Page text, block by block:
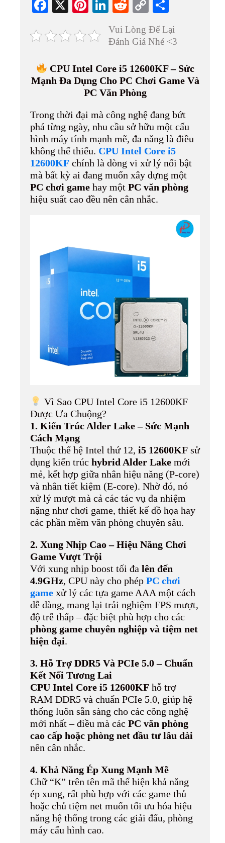
Fa
bo
X
Pi
er
t
Li
nk
ed
R
ed
di
C
op
y
nk
ha
re
Vui Lòng Để Lại
Đánh Giá Nhé <3
CPU Intel Core i5 12600KF – Sức
Mạnh Đa Dụng Cho PC Chơi Game Và
PC Văn Phòng
Trong thời đại mà công nghệ đang bứt
phá từng ngày, nhu cầu sở hữu một cấu
hình máy tính mạnh mẽ, đa năng là điều
không thể thiếu. CPU Intel Core i5
12600KF chính là dòng vi xử lý nổi bật
mà bất kỳ ai đang muốn xây dựng một
PC chơi game hay một PC văn phòng
hiệu suất cao đều nên cân nhắc.
Vì Sao CPU Intel Core i5 12600KF
Được Ưa Chuộng?
1. Kiến Trúc Alder Lake – Sức Mạnh
Cách Mạng
Thuộc thế hệ Intel thứ 12, i5 12600KF sử
dụng kiến trúc hybrid Alder Lake mới
mẻ, kết hợp giữa nhân hiệu năng (P-core)
và nhân tiết kiệm (E-core). Nhờ đó, nó
xử lý mượt mà cả các tác vụ đa nhiệm
nặng như chơi game, thiết kế đồ họa hay
các phần mềm văn phòng chuyên sâu.
2. Xung Nhịp Cao – Hiệu Năng Chơi
Game Vượt Trội
Với xung nhịp boost tối đa lên đến
4.9GHz, CPU này cho phép PC chơi
game xử lý các tựa game AAA một cách
dễ dàng, mang lại trải nghiệm FPS mượt,
độ trễ thấp – đặc biệt phù hợp cho các
phòng game chuyên nghiệp và tiệm net
hiện đại.
3. Hỗ Trợ DDR5 Và PCIe 5.0 – Chuẩn
Kết Nối Tương Lai
CPU Intel Core i5 12600KF hỗ trợ
RAM DDR5 và chuẩn PCIe 5.0, giúp hệ
thống luôn sẵn sàng cho các công nghệ
mới nhất – điều mà các PC văn phòng
cao cấp hoặc phòng net đầu tư lâu dài
nên cân nhắc.
4. Khả Năng Ép Xung Mạnh Mẽ
Chữ “K” trên tên mã thể hiện khả năng
ép xung, rất phù hợp với các game thủ
hoặc chủ tiệm net muốn tối ưu hóa hiệu
năng hệ thống trong các giải đấu, phòng
máy cấu hình cao.